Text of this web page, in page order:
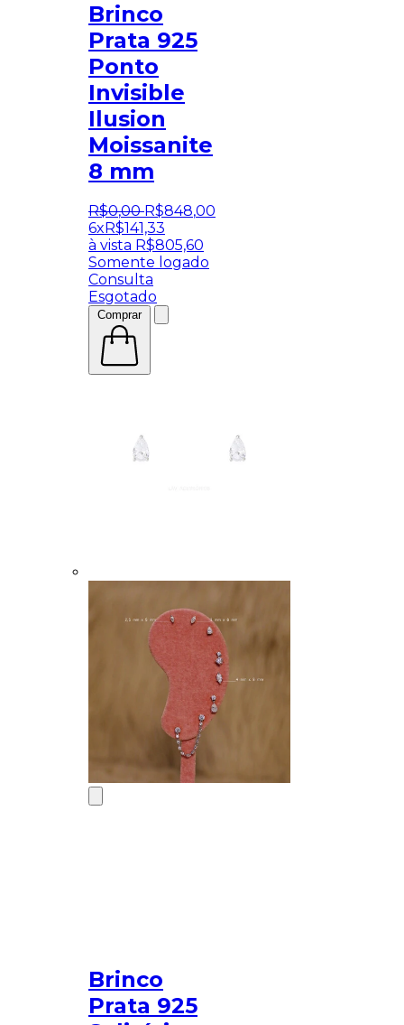
Brinco
Prata 925
Ponto
Invisible
Ilusion
Moissanite
8 mm
R$0,00 R$848,00
6xR$141,33
à vista R$805,60
Somente logado
Consulta
Esgotado
Comprar
Brinco
Prata 925